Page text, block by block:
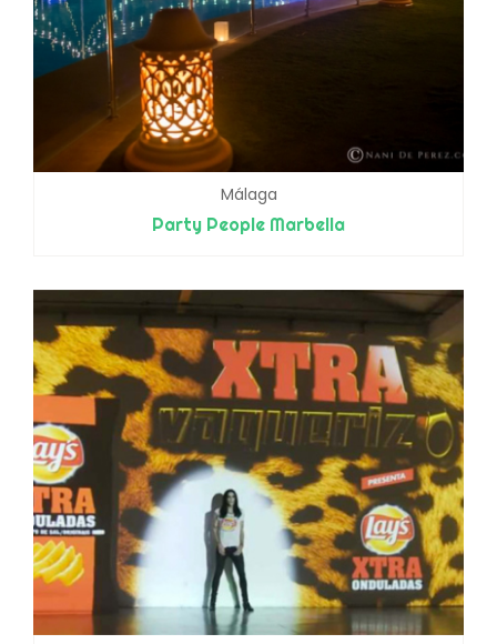
Málaga
Party People Marbella